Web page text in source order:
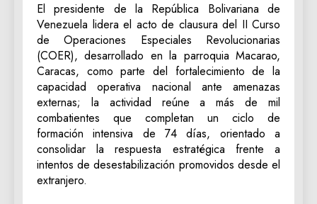
El presidente de la República Bolivariana de
Venezuela lidera el acto de clausura del II Curso
de Operaciones Especiales Revolucionarias
(COER), desarrollado en la parroquia Macarao,
Caracas, como parte del fortalecimiento de la
capacidad operativa nacional ante amenazas
externas; la actividad reúne a más de mil
combatientes que completan un ciclo de
formación intensiva de 74 días, orientado a
consolidar la respuesta estratégica frente a
intentos de desestabilización promovidos desde el
extranjero.